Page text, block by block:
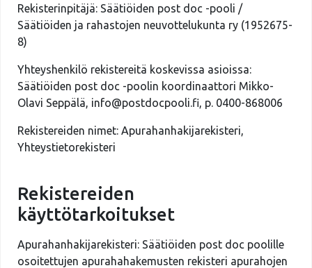
Rekisterinpitäjä: Säätiöiden post doc -pooli /
Säätiöiden ja rahastojen neuvottelukunta ry (1952675-
8)
Yhteyshenkilö rekistereitä koskevissa asioissa:
Säätiöiden post doc -poolin koordinaattori Mikko-
Olavi Seppälä, info@postdocpooli.fi, p. 0400-868006
Rekistereiden nimet: Apurahanhakijarekisteri,
Yhteystietorekisteri
Rekistereiden
käyttötarkoitukset
Apurahanhakijarekisteri: Säätiöiden post doc poolille
osoitettujen apurahahakemusten rekisteri apurahojen